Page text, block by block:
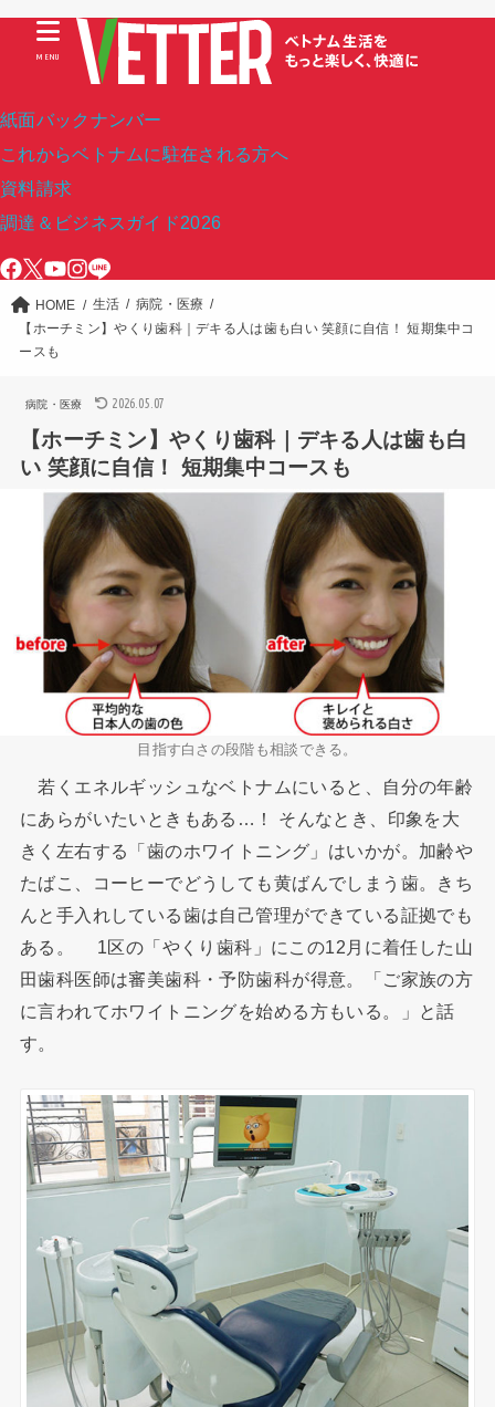
紙面バックナンバー
これからベトナムに駐在される方へ
資料請求
調達＆ビジネスガイド2026
MENU
HOME 生活
病院・医療
【ホーチミン】やくり歯科｜デキる人は歯も白い 笑顔に自信！ 短期集中コ
ースも
病院・医療 2026.05.07
【ホーチミン】やくり歯科｜デキる人は歯も白
い 笑顔に自信！ 短期集中コースも
目指す白さの段階も相談できる。
若くエネルギッシュなベトナムにいると、自分の年齢
にあらがいたいときもある…！ そんなとき、印象を大
きく左右する「歯のホワイトニング」はいかが。加齢や
たばこ
、コーヒーでどうしても黄ばんでしまう歯。きち
んと手入れしている歯は自己管理ができている証拠でも
ある。 1区の「やくり歯科」にこの12月に着任した山
田歯科医師は審美歯科・予防歯科が得意。「ご家族の方
に言われてホワイトニングを始める方もいる。」と話
す。